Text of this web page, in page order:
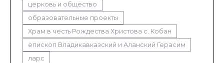
церковь и общество
образовательные проекты
Храм в честь Рождества Христова с. Кобан
епископ Владикавказский и Аланский Герасим
ларс